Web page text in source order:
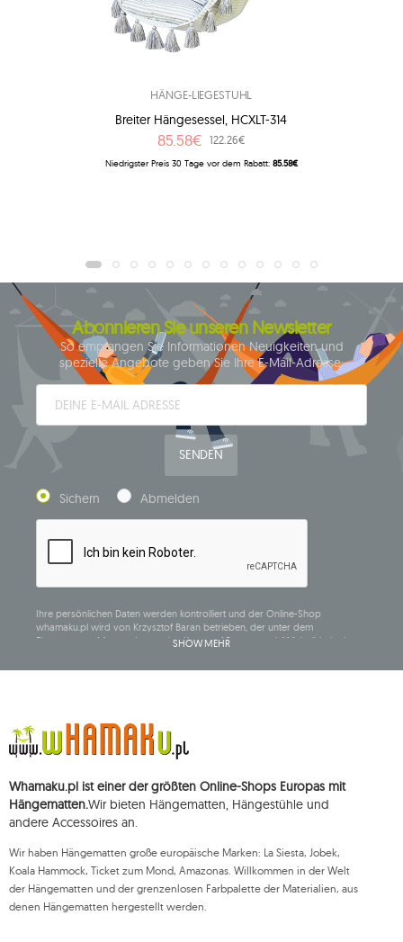
HÄNGE-LIEGESTUHL
Breiter Hängesessel, HCXLT-314
85.58€ 122.26€
Niedrigster Preis 30 Tage vor dem Rabatt: 85.58€
Abonnieren Sie unseren Newsletter
So empfangen Sie Informationen Neuigkeiten und
spezielle Angebote geben Sie Ihre E-Mail-Adresse:
SENDEN
Sichern Abmelden
Ihre persönlichen Daten werden kontrolliert und der Online-Shop
whamaku.pl wird von Krzysztof Baran betrieben, der unter dem
Firmennamen Mouton Interactive Krzysztof Baran geschäftlich tätig ist, in
verarbeitet und bis zu Ihrer Abmeldung gespeichert.
Sie haben das Recht, auf die Verarbeitung Ihrer personenbezogenen Daten
zuzugreifen, diese zu korrigieren, zu löschen, deren Verarbeitung zu
einer zuständigen Aufsichtsbehörde eine Beschwerde über die
Verarbeitung dieser Daten einzureichen und zu erheben Ihre Einwilligung
zur Verarbeitung Ihrer personenbezogenen Daten kann jederzeit
widerrufen werden, wobei ein solcher Widerruf die Rechtmäßigkeit der
genannten Rechte auszuüben, wenden Sie sich bitte per E-Mail oder per
Brief an die registrierte Adresse an die Kundendienstabteilung von Mouton
Interactive.
Weitere Informationen finden Sie unter:
SHOW MEHR
Whamaku.pl ist einer der größten Online-Shops Europas mit
Hängematten.Wir bieten Hängematten, Hängestühle und
andere Accessoires an.
Wir haben Hängematten große europäische Marken: La Siesta, Jobek,
Koala Hammock, Ticket zum Mond, Amazonas. Willkommen in der Welt
der Hängematten und der grenzenlosen Farbpalette der Materialien, aus
denen Hängematten hergestellt werden.